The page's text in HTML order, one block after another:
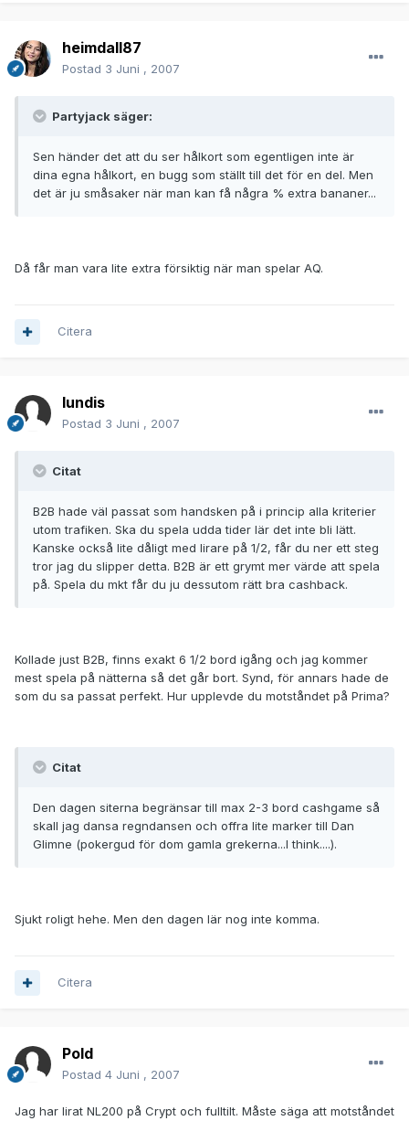
heimdall87
Postad 3 Juni , 2007
Partyjack säger:
Sen händer det att du ser hålkort som egentligen inte är
dina egna hålkort, en bugg som ställt till det för en del. Men
det är ju småsaker när man kan få några % extra bananer...
Då får man vara lite extra försiktig när man spelar AQ.
Citera
lundis
Postad 3 Juni , 2007
Citat
B2B hade väl passat som handsken på i princip alla kriterier
utom trafiken. Ska du spela udda tider lär det inte bli lätt.
Kanske också lite dåligt med lirare på 1/2, får du ner ett steg
tror jag du slipper detta. B2B är ett grymt mer värde att spela
på. Spela du mkt får du ju dessutom rätt bra cashback.
Kollade just B2B, finns exakt 6 1/2 bord igång och jag kommer
mest spela på nätterna så det går bort. Synd, för annars hade de
som du sa passat perfekt. Hur upplevde du motståndet på Prima?
Citat
Den dagen siterna begränsar till max 2-3 bord cashgame så
skall jag dansa regndansen och offra lite marker till Dan
Glimne (pokergud för dom gamla grekerna...I think....).
Sjukt roligt hehe. Men den dagen lär nog inte komma.
Citera
Pold
Postad 4 Juni , 2007
Jag har lirat NL200 på Crypt och fulltilt. Måste säga att motståndet